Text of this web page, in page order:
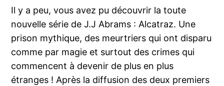
Il y a peu, vous avez pu découvrir la toute
nouvelle série de J.J Abrams : Alcatraz. Une
prison mythique, des meurtriers qui ont disparu
comme par magie et surtout des crimes qui
commencent à devenir de plus en plus
étranges ! Après la diffusion des deux premiers